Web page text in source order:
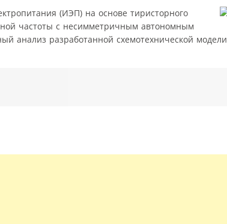
(ИЭП) на основе тиристорного
частоты с несимметричным автономным
анализ разработанной схемотехнической модели